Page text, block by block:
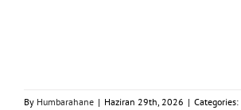
By Humbarahane | Haziran 29th, 2026 | Categories: